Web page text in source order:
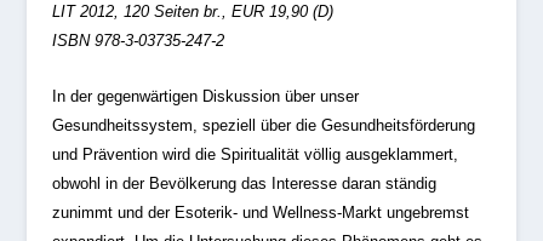
LIT 2012, 120 Seiten br., EUR 19,90 (D)
ISBN 978-3-03735-247-2
In der gegenwärtigen Diskussion über unser
Gesundheitssystem, speziell über die Gesundheitsförderung
und Prävention wird die Spiritualität völlig ausgeklammert,
obwohl in der Bevölkerung das Interesse daran ständig
zunimmt und der Esoterik- und Wellness-Markt ungebremst